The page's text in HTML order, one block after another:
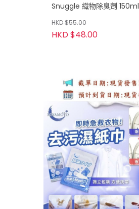
Snuggle 織物除臭劑 150ml
HKD $55.00
HKD $48.00